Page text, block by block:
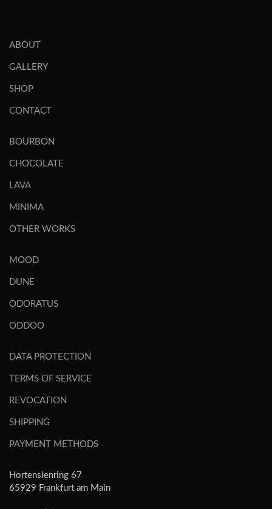
ABOUT
GALLERY
SHOP
CONTACT
BOURBON
CHOCOLATE
LAVA
MINIMA
OTHER WORKS
MOOD
DUNE
ODORATUS
ODDOO
DATA PROTECTION
TERMS OF SERVICE
REVOCATION
SHIPPING
PAYMENT METHODS
Hortensienring 67
65929 Frankfurt am Main